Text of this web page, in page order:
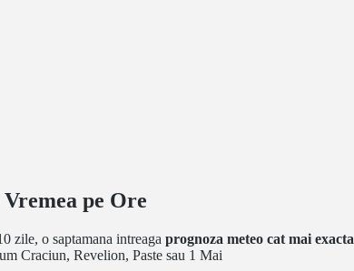
pe Ore
zile, o saptamana intreaga prognoza meteo cat mai exacta
Craciun, Revelion, Paste sau 1 Mai